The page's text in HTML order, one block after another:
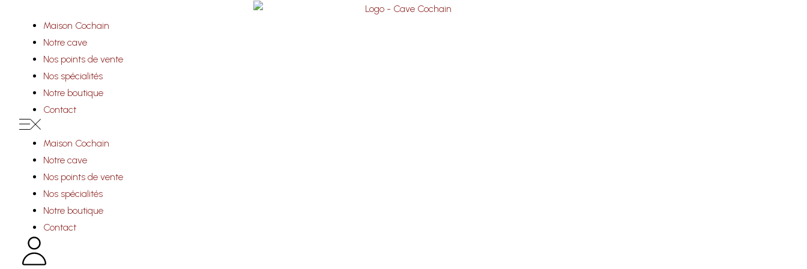
Maison Cochain
Notre cave
Nos points de vente
Nos spécialités
Notre boutique
Contact
Maison Cochain
Notre cave
Nos points de vente
Nos spécialités
Notre boutique
Contact